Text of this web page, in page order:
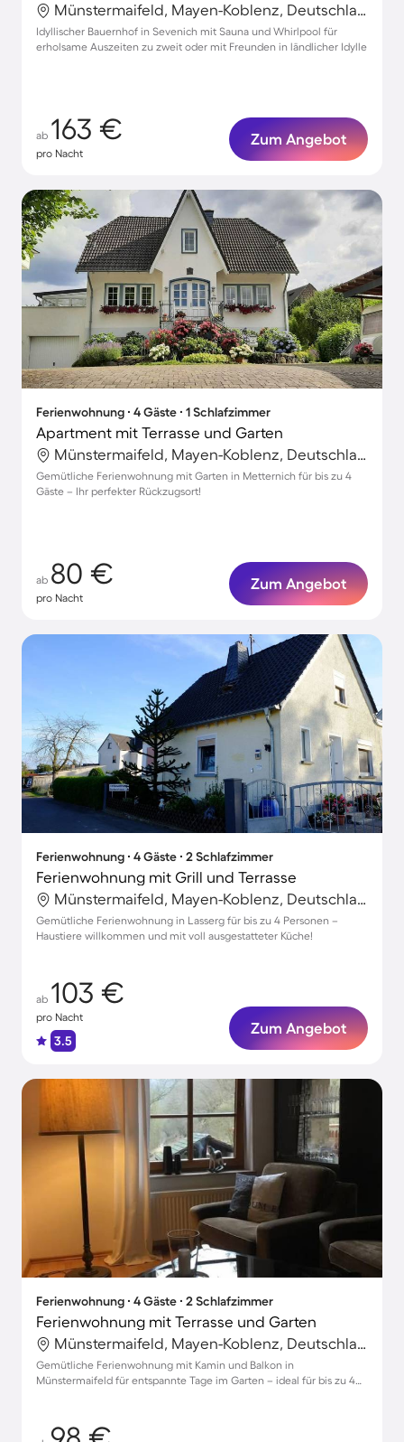
Münstermaifeld, Mayen-Koblenz, Deutschland
Idyllischer Bauernhof in Sevenich mit Sauna und Whirlpool für
erholsame Auszeiten zu zweit oder mit Freunden in ländlicher Idylle
ab 163 €
pro Nacht
Zum Angebot
Ferienwohnung ∙ 4 Gäste ∙ 1 Schlafzimmer
Apartment mit Terrasse und Garten
Münstermaifeld, Mayen-Koblenz, Deutschland
Gemütliche Ferienwohnung mit Garten in Metternich für bis zu 4
Gäste – Ihr perfekter Rückzugsort!
ab 80 €
pro Nacht
Zum Angebot
Ferienwohnung ∙ 4 Gäste ∙ 2 Schlafzimmer
Ferienwohnung mit Grill und Terrasse
Münstermaifeld, Mayen-Koblenz, Deutschland
Gemütliche Ferienwohnung in Lasserg für bis zu 4 Personen –
Haustiere willkommen und mit voll ausgestatteter Küche!
ab 103 €
pro Nacht
3.5
Zum Angebot
Ferienwohnung ∙ 4 Gäste ∙ 2 Schlafzimmer
Ferienwohnung mit Terrasse und Garten
Münstermaifeld, Mayen-Koblenz, Deutschland
Gemütliche Ferienwohnung mit Kamin und Balkon in
Münstermaifeld für entspannte Tage im Garten – ideal für bis zu 4